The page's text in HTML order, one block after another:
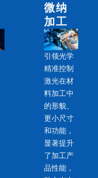
微纳
加工
引领光学
精准控制
激光在材
料加工中
的形貌、
更小尺寸
和功能，
显著提升
了加工产
品性能，